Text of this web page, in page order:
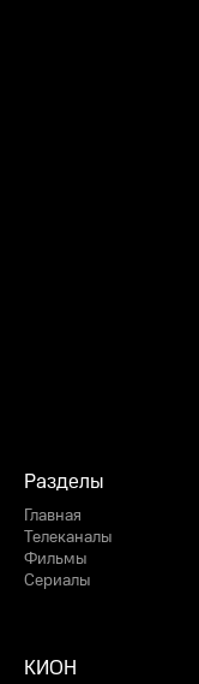
Разделы
Главная
Телеканалы
Фильмы
Сериалы
КИОН